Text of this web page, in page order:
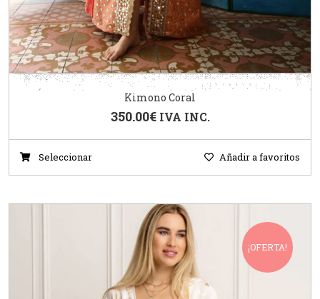
Kimono Coral
350.00€ IVA INC.
Seleccionar Añadir a favoritos
¡OFERTA!